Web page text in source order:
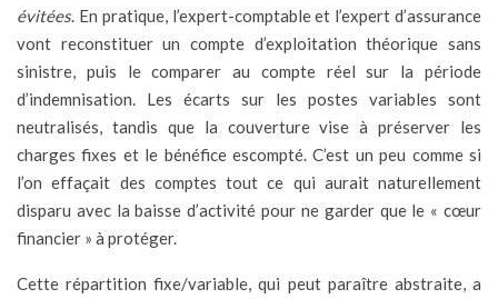
évitées. En pratique, l’expert-comptable et l’expert d’assurance
vont reconstituer un compte d’exploitation théorique sans
sinistre, puis le comparer au compte réel sur la période
d’indemnisation. Les écarts sur les postes variables sont
neutralisés, tandis que la couverture vise à préserver les
charges fixes et le bénéfice escompté. C’est un peu comme si
l’on effaçait des comptes tout ce qui aurait naturellement
disparu avec la baisse d’activité pour ne garder que le « cœur
financier » à protéger.
Cette répartition fixe/variable, qui peut paraître abstraite, a